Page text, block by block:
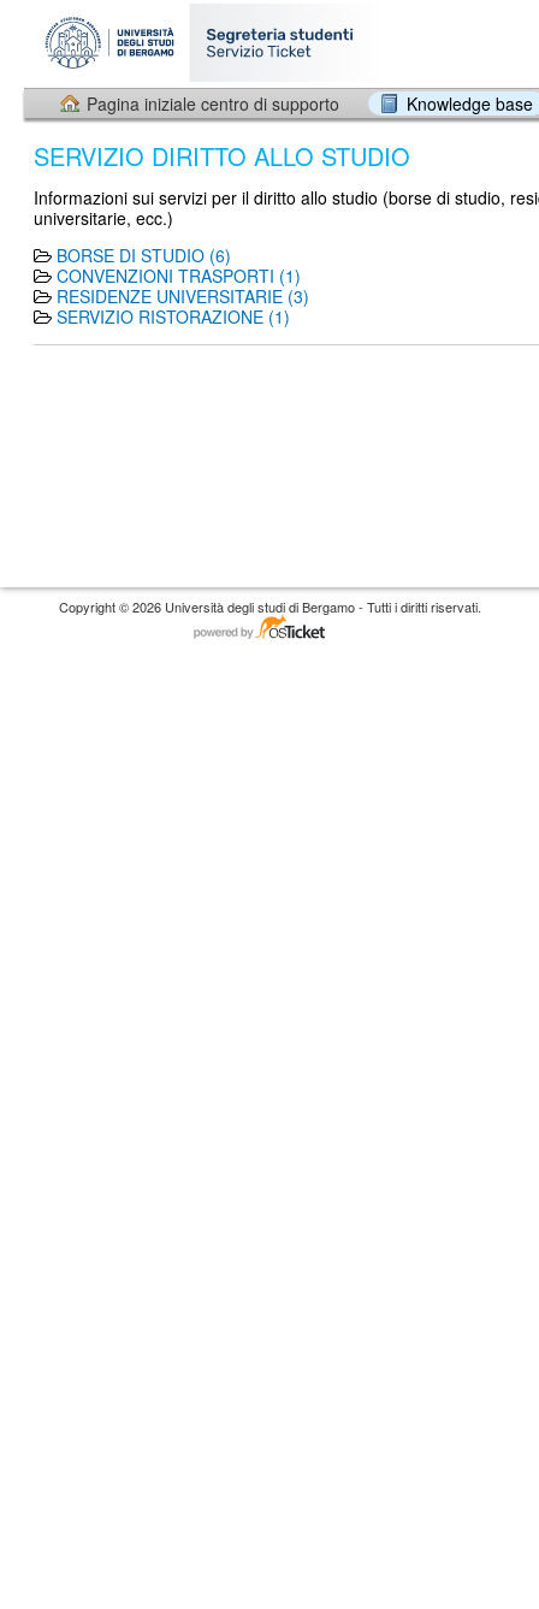
Pagina iniziale centro di supporto Knowledge base
SERVIZIO DIRITTO ALLO STUDIO
Informazioni sui servizi per il diritto allo studio (borse di studio,
universitarie, ecc.)
BORSE DI STUDIO (6)
CONVENZIONI TRASPORTI (1)
RESIDENZE UNIVERSITARIE (3)
SERVIZIO RISTORAZIONE (1)
Copyright © 2026 Università degli studi di Bergamo - Tutti i diritti riservati.